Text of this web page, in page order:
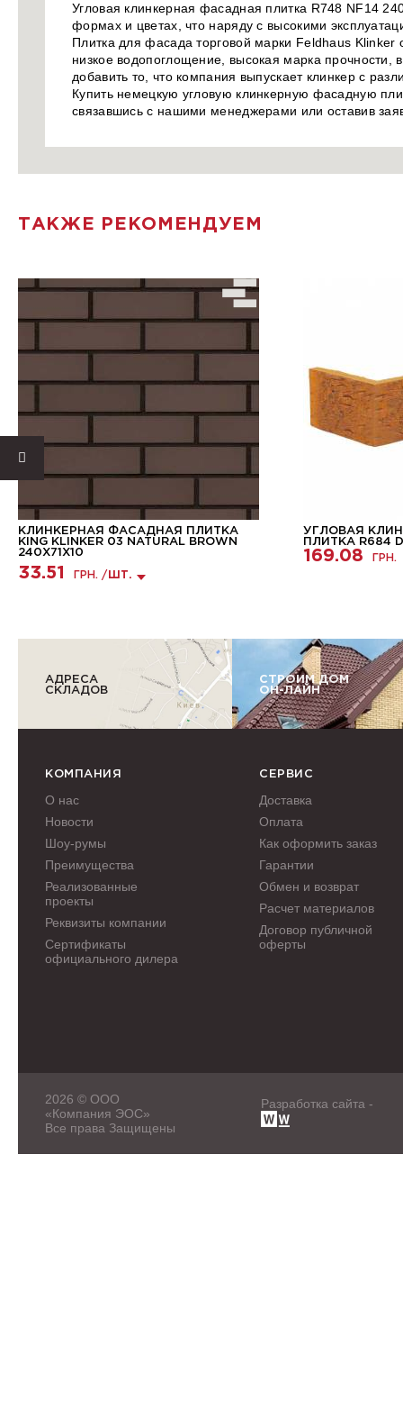
Угловая клинкерная фасадная плитка R748 NF14
формах и цветах, что наряду с высокими
Плитка для фасада торговой марки Feldhaus Klinker
низкое водопоглощение, высокая марка прочности,
добавить то, что компания выпускает клинкер с
Купить немецкую угловую клинкерную фасадную
связавшись с нашими менеджерами или оставив
ТАКЖЕ РЕКОМЕНДУЕМ
КЛИНКЕРНАЯ ФАСАДНАЯ ПЛИТКА
KING KLINKER 03 NATURAL BROWN
240X71X10
33.51 ГРН. / ШТ.
УГЛОВАЯ
ПЛИТКА R684
169.08 ГРН.
АДРЕСА
СКЛАДОВ
СТРОИМ ДОМ
ОН-ЛАЙН
КОМПАНИЯ
О нас
Новости
Шоу-румы
Преимущества
Реализованные
проекты
Реквизиты компании
Сертификаты
официального дилера
СЕРВИС
Доставка
Оплата
Как оформить заказ
Гарантии
Обмен и возврат
Расчет материалов
Договор публичной
оферты
2026 © ООО
«Компания ЭОС»
Все права Защищены
Разработка сайта -